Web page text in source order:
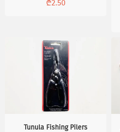
₾2.50
Tunula Fishing Pilers